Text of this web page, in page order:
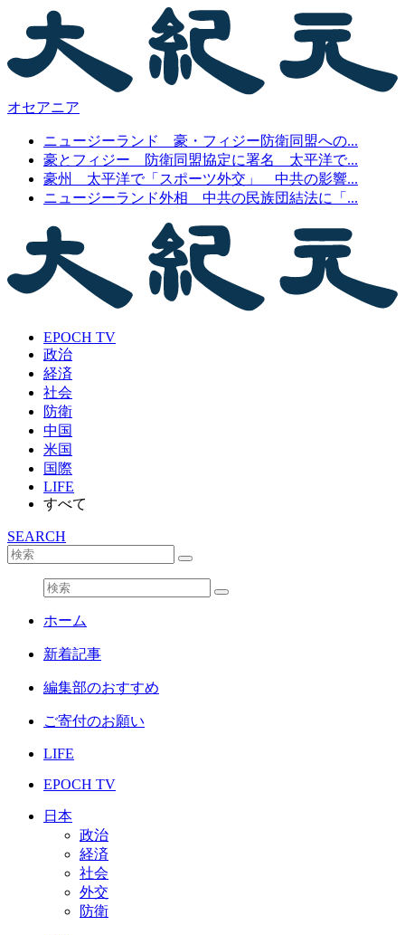
オセアニア
ニュージーランド 豪・フィジー防衛同盟への...
豪とフィジー 防衛同盟協定に署名 太平洋で...
豪州 太平洋で「スポーツ外交」 中共の影響...
ニュージーランド外相 中共の民族団結法に「...
EPOCH TV
政治
経済
社会
防衛
中国
米国
国際
LIFE
すべて
SEARCH
ホーム
新着記事
編集部のおすすめ
ご寄付のお願い
LIFE
EPOCH TV
日本
政治
経済
社会
外交
防衛